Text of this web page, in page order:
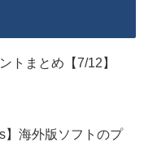
トまとめ【7/12】
】海外版ソフトのプ